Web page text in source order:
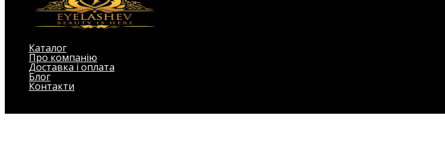
Каталог
Про компанію
Доставка і оплата
Блог
Контакти